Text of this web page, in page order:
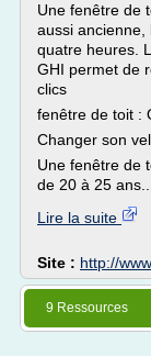
Une fenêtre de
aussi ancienne,
quatre heures.
GHI permet de
clics
fenêtre de toit :
Changer son
Une fenêtre de
de 20 à 25 ans....
Lire la suite
Site : http://
9 Ressources